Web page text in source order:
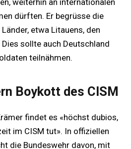
weiterhin an internationalen
dürften. Er begrüsse die
etwa Litauens, den
sollte auch Deutschland
teilnähmen.
Boykott des CISM
findet es «höchst dubios,
im CISM tut». In offiziellen
die Bundeswehr davon, mit